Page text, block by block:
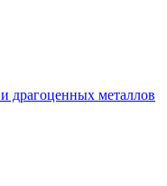
драгоценных металлов